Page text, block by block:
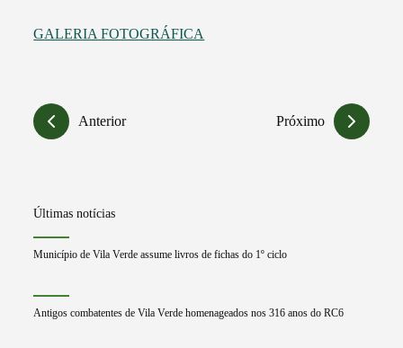
GALERIA FOTOGRÁFICA
Anterior Próximo
Últimas notícias
Município de Vila Verde assume livros de fichas do 1º ciclo
Antigos combatentes de Vila Verde homenageados nos 316 anos do RC6